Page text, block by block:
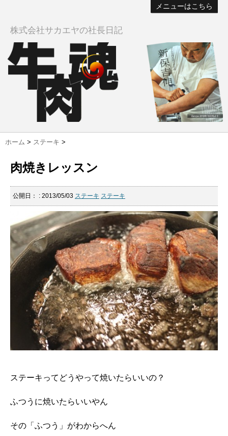
メニューはこちら
株式会社サカエヤの社長日記
ホーム > ステーキ >
肉焼きレッスン
公開日： : 2013/05/03 ステーキ ステーキ
ステーキってどうやって焼いたらいいの？
ふつうに焼いたらいいやん
その「ふつう」がわからへん